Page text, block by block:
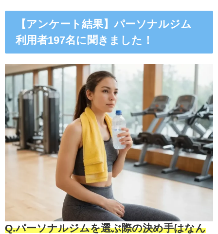
【アンケート結果】パーソナルジム
利用者197名に聞きました！
Q.パーソナルジムを選ぶ際の決め手はなん